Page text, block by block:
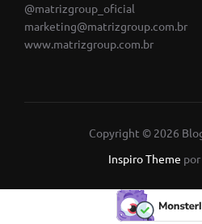
@matrizgroup_oficial
marketing@matrizgroup.com.br
www.matrizgroup.com.br
Copyright © 2026
Inspiro Theme por